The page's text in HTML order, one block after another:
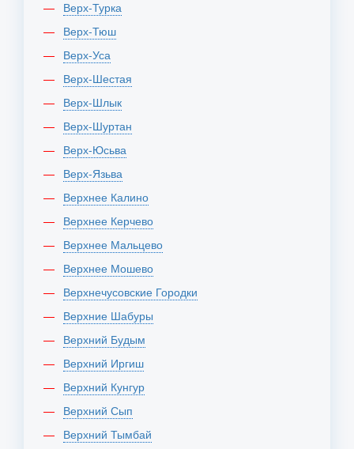
Верх-Турка
Верх-Тюш
Верх-Уса
Верх-Шестая
Верх-Шлык
Верх-Шуртан
Верх-Юсьва
Верх-Язьва
Верхнее Калино
Верхнее Керчево
Верхнее Мальцево
Верхнее Мошево
Верхнечусовские Городки
Верхние Шабуры
Верхний Будым
Верхний Иргиш
Верхний Кунгур
Верхний Сып
Верхний Тымбай